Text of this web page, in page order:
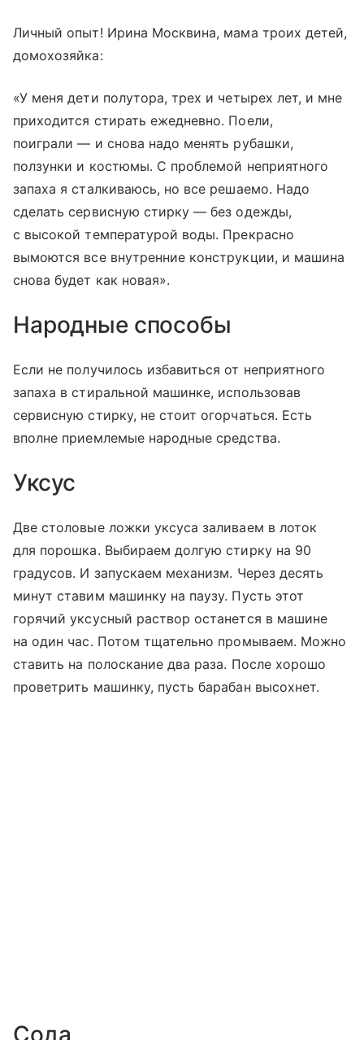
Личный опыт! Ирина Москвина, мама троих детей,
домохозяйка:
«У меня дети полутора, трех и четырех лет, и мне
приходится стирать ежедневно. Поели,
поиграли — и снова надо менять рубашки,
ползунки и костюмы. С проблемой неприятного
запаха я сталкиваюсь, но все решаемо. Надо
сделать сервисную стирку — без одежды,
с высокой температурой воды. Прекрасно
вымоются все внутренние конструкции, и машина
снова будет как новая».
Народные способы
Если не получилось избавиться от неприятного
запаха в стиральной машинке, использовав
сервисную стирку, не стоит огорчаться. Есть
вполне приемлемые народные средства.
Уксус
Две столовые ложки уксуса заливаем в лоток
для порошка. Выбираем долгую стирку на 90
градусов. И запускаем механизм. Через десять
минут ставим машинку на паузу. Пусть этот
горячий уксусный раствор останется в машине
на один час. Потом тщательно промываем. Можно
ставить на полоскание два раза. После хорошо
проветрить машинку, пусть барабан высохнет.